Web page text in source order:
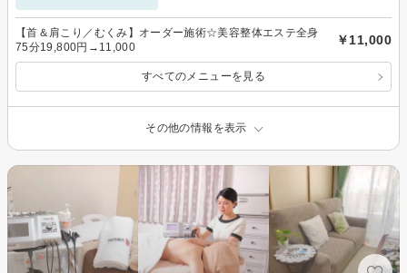
【首＆肩こり／むくみ】オーダー施術☆美容整体エステ全身
75分19,800円→11,000
￥11,000
すべてのメニューを見る
その他の情報を表示